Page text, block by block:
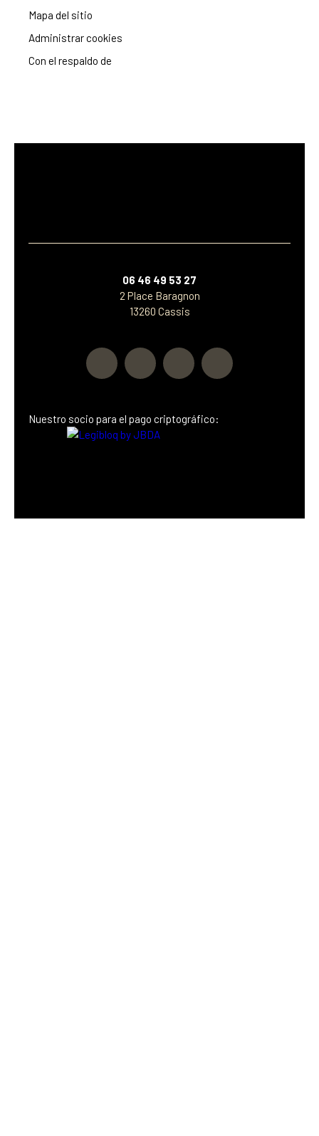
Mapa del sitio
Administrar cookies
Con el respaldo de
06 46 49 53 27
2 Place Baragnon
13260 Cassis
Nuestro socio para el pago criptográfico: